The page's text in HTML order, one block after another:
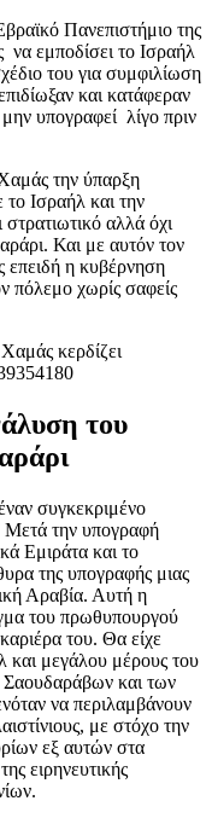
Πανεπιστήμιο της
εμποδίσει το Ισραήλ
του για συμφιλίωση
και κατάφεραν
υπογραφεί λίγο πριν
την ύπαρξη
το Ισραήλ και την
αλλά όχι
Και με αυτόν τον
επειδή η κυβέρνηση
πόλεμο χωρίς σαφείς
του
συγκεκριμένο
Μετά την υπογραφή
Εμιράτα και το
της υπογραφής μιας
Αραβία. Αυτή η
του πρωθυπουργού
του. Θα είχε
και μεγάλου μέρους του
Σαουδαράβων και των
να περιλαμβάνουν
με στόχο την
εξ αυτών στα
ειρηνευτικής